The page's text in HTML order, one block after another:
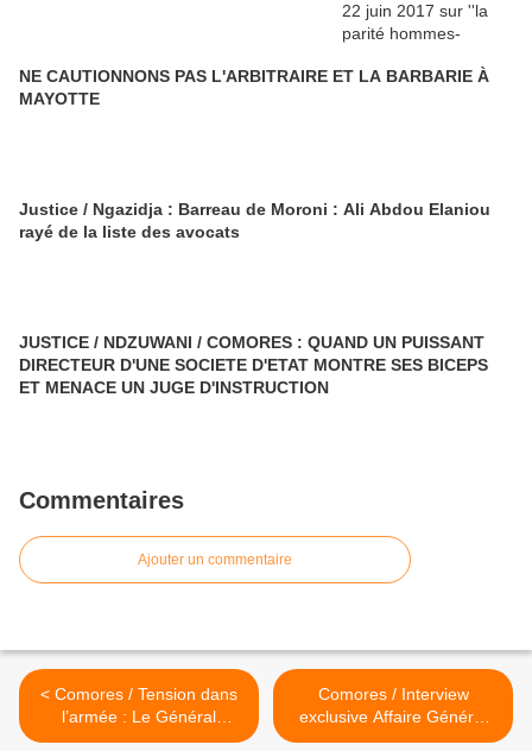
NE CAUTIONNONS PAS L'ARBITRAIRE ET LA BARBARIE À
MAYOTTE
Justice / Ngazidja : Barreau de Moroni : Ali Abdou Elaniou
rayé de la liste des avocats
JUSTICE / NDZUWANI / COMORES : QUAND UN PUISSANT
DIRECTEUR D'UNE SOCIETE D'ETAT MONTRE SES BICEPS
ET MENACE UN JUGE D'INSTRUCTION
Commentaires
Ajouter un commentaire
< Comores / Tension dans
l’armée : Le Général
Salimou dénonce un
Comores / Interview
exclusive Affaire Général
Salimou : Réaction du